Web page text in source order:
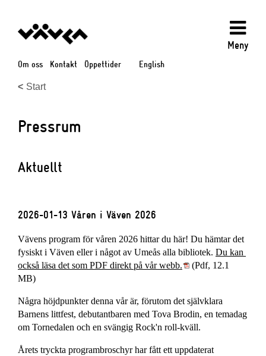
Om oss Kontakt Öppettider English
Meny
Start
Pressrum
Aktuellt
2026-01-13 Våren i Väven 2026
Vävens program för våren 2026 hittar du här! Du hämtar det
fysiskt i Väven eller i något av Umeås alla bibliotek. Du kan
också läsa det som PDF direkt på vår webb.
Pdf, 12.1 MB,
(Pdf, 12.1
MB)
Några höjdpunkter denna vår är, förutom det självklara
Barnens littfest, debutantbaren med Tova Brodin, en temadag
om Tornedalen och en svängig Rock'n roll-kväll.
Årets tryckta programbroschyr har fått ett uppdaterat